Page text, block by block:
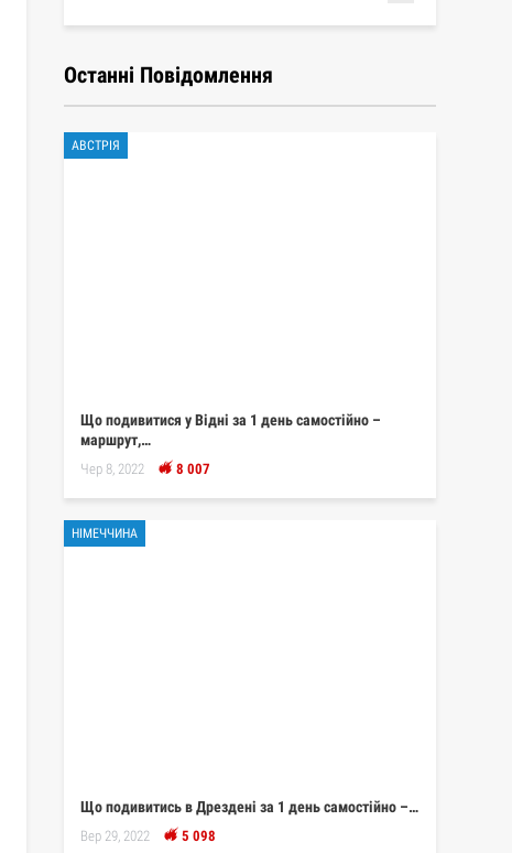
Останні Повідомлення
АВСТРІЯ
Що подивитися у Відні за 1 день самостійно –
маршрут,…
Чер 8, 2022 8 007
НІМЕЧЧИНА
Що подивитись в Дрездені за 1 день самостійно –…
Вер 29, 2022 5 098